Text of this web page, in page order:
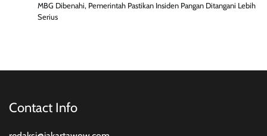
MBG Dibenahi, Pemerintah Pastikan Insiden Pangan Ditangani Lebih
Serius
Contact Info